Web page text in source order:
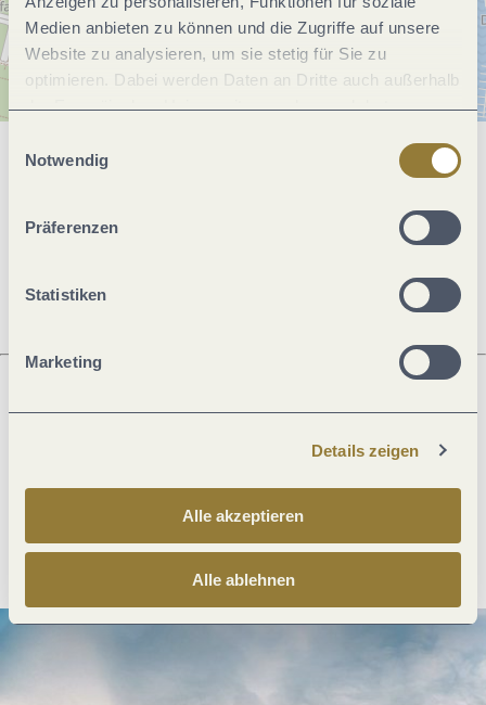
Medien anbieten zu können und die Zugriffe auf unsere
Website zu analysieren, um sie stetig für Sie zu
optimieren. Dabei werden Daten an Dritte auch außerhalb
der Europäischen Union weitergegeben und dort
jederzeit widerrufen werden. Mit der Auswahl "Alle
ablehnen" kann es zu Beeinträchtigungen in der Nutzung
Notwendig
Präferenzen
Statistiken
Marketing
Details zeigen
Alle akzeptieren
Alle ablehnen
Allgemeine Informationen
Anreise planen PDF erzeugen